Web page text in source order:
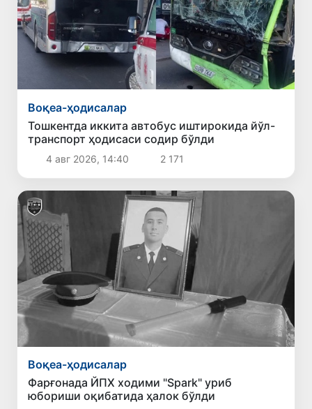
Воқеа-ҳодисалар
Тошкентда иккита автобус иштирокида йўл-
транспорт ҳодисаси содир бўлди
4 авг 2026, 14:40 2 171
Воқеа-ҳодисалар
Фарғонада ЙПХ ходими "Spark" уриб
юбориши оқибатида ҳалок бўлди